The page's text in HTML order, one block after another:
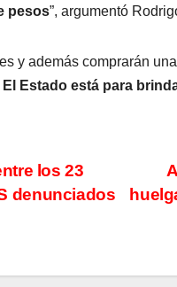
pesos”, argumentó
y además comprarán
Estado está para
los 23
denunciados